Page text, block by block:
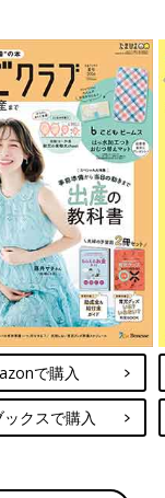
で購入
クスで購入